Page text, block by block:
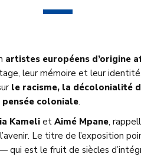
artistes européens d’origine
leur mémoire et leur
le racisme, la décolonialité
coloniale.
Kameli et Aimé Mpane,
Le titre de l’exposition
qui est le fruit de siècles